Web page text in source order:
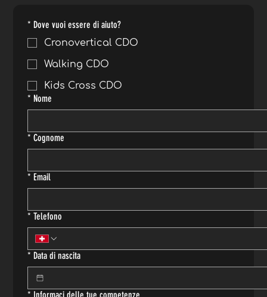
* Dove vuoi essere di aiuto?
Cronovertical CDO
Walking CDO
Kids Cross CDO
* Nome
* Cognome
* Email
* Telefono
* Data di nascita